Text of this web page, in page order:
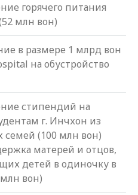
горячего питания
млн вон)
в размере 1 млрд вон
на обустройство
стипендий на
г. Инчхон из
(100 млн вон)
матерей и отцов,
детей в одиночку в
вон)